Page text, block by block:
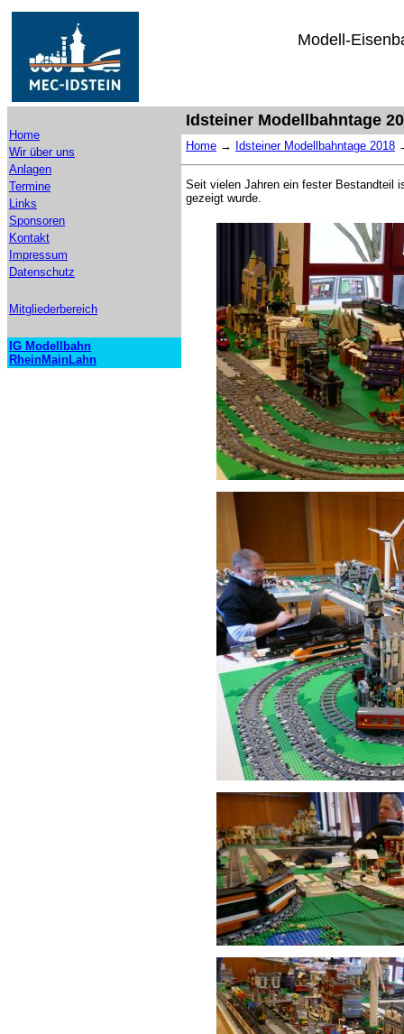
Modell-
Home
Wir über uns
Anlagen
Termine
Links
Sponsoren
Kontakt
Impressum
Datenschutz
Mitgliederbereich
IG Modellbahn
RheinMainLahn
Idsteiner Modellbahntage
Home → Idsteiner Modellbahntage 2018
Seit vielen Jahren ein fester Bestandteil
gezeigt wurde.